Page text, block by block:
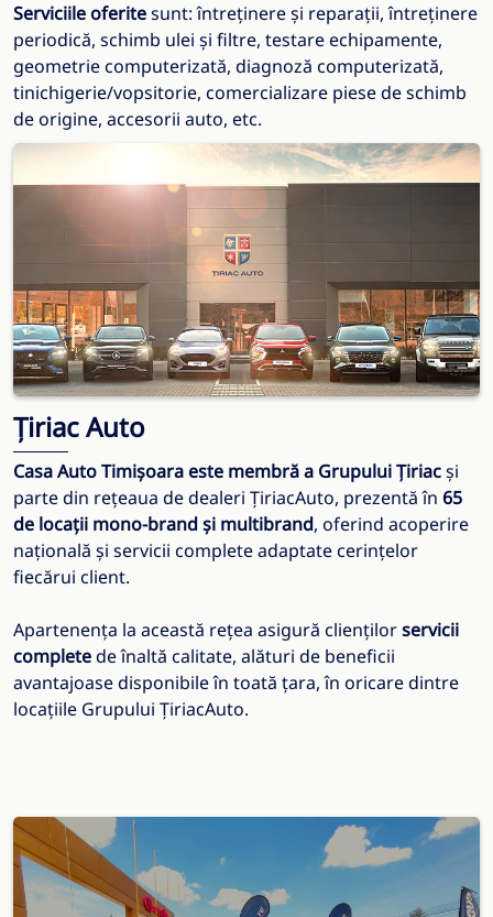
Serviciile oferitesunt: întreținere și reparații, întreținere
periodică, schimb ulei și filtre, testare echipamente,
geometrie computerizată, diagnoză computerizată,
tinichigerie/vopsitorie, comercializare piese de schimb
de origine, accesorii auto, etc.
Țiriac Auto
Casa Auto Timișoara este membră a Grupului Țiriacși
parte din rețeaua de dealeri ȚiriacAuto, prezentă în 65
de locații mono-brand și multibrand, oferind acoperire
națională și servicii complete adaptate cerințelor
fiecărui client.
Apartenența la această rețea asigură cliențilorservicii
completede înaltă calitate, alături de beneficii
avantajoase disponibile în toată țara, în oricare dintre
locațiile Grupului ȚiriacAuto.